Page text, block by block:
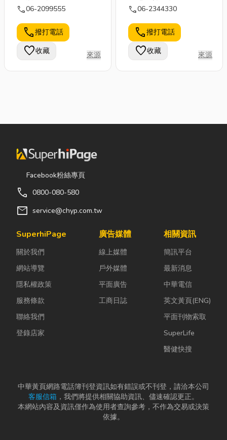
call06-2099555
call撥打電話
favorite收藏 來源
call06-2344330
call撥打電話
favorite收藏 來源
Facebook粉絲專頁
call 0800-080-580
mail service@chyp.com.tw
SuperhiPage
關於我們
網站導覽
隱私權政策
服務條款
聯絡我們
登錄店家
廣告媒體
線上媒體
戶外媒體
平面廣告
工商日誌
相關資訊
簡訊平台
最新消息
中華電信
英文黃頁(ENG)
平面刊物索取
SuperLife
醫健快搜
中華黃頁網路電話簿刊登資訊如有錯誤或不刊登，請洽本公司
客服信箱 ，我們將提供相關協助資訊、儘速確認更正。
本網站內容及資訊僅作為使用者查詢參考，不作為交易或決策
依據。